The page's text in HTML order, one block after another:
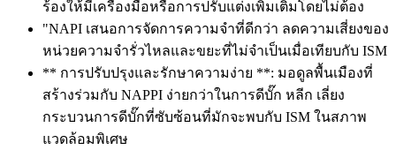
ร้องให้มีเครื่องมือหรือการปรับแต่งเพิ่มเติมโดยไม่ต้อง
"NAPI เสนอการจัดการความจําที่ดีกว่า ลดความเสี่ยงของ
หน่วยความจํารั่วไหลและขยะที่ไม่จําเป็นเมื่อเทียบกับ ISM
** การปรับปรุงและรักษาความง่าย **: มอดูลพื้นเมืองที่
สร้างร่วมกับ NAPPI ง่ายกว่าในการดีบั๊ก หลีก เลี่ยง
กระบวนการดีบั๊กที่ซับซ้อนที่มักจะพบกับ ISM ในสภาพ
แวดล้อมพิเศษ